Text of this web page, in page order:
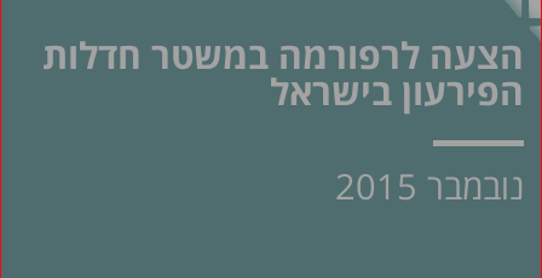
הצעה לרפורמה במשטר חדלות
הפירעון בישראל
נובמבר 2015